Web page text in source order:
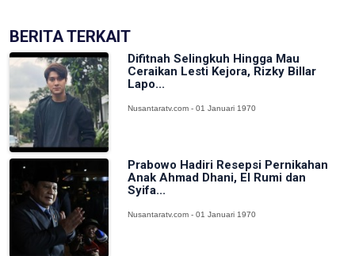
BERITA TERKAIT
Difitnah Selingkuh Hingga Mau
Ceraikan Lesti Kejora, Rizky Billar
Lapo...
Nusantaratv.com - 01 Januari 1970
Prabowo Hadiri Resepsi Pernikahan
Anak Ahmad Dhani, El Rumi dan
Syifa...
Nusantaratv.com - 01 Januari 1970